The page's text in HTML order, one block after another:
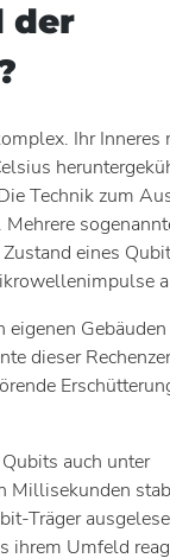
der
Ihr Inneres
Technik zum
eines
eigenen
dieser
auch unter
Millisekunden
Träger
ihrem Umfeld